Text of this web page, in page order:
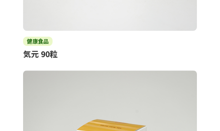
健康食品
気元 90粒